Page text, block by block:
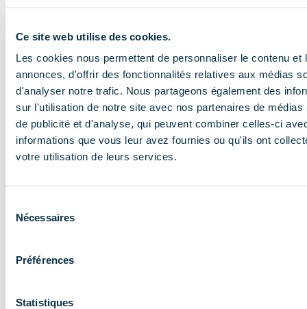
Ce site web utilise des cookies.
Les cookies nous permettent de personnaliser le contenu et
annonces, d'offrir des fonctionnalités relatives aux médias
d'analyser notre trafic. Nous partageons également des
sur l'utilisation de notre site avec nos partenaires de médias
de publicité et d'analyse, qui peuvent combiner celles-ci
informations que vous leur avez fournies ou qu'ils ont
votre utilisation de leurs services.
Nécessaires
Préférences
Statistiques
NOS MISSIONS
Le COMIDENT
apporte son
entreprises et
les accompagne